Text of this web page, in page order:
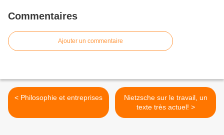
Commentaires
Ajouter un commentaire
< Philosophie et entreprises
Nietzsche sur le travail, un
texte très actuel! >